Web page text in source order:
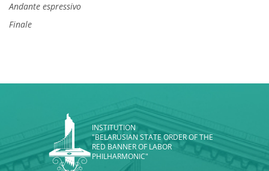
Andante espressivo
Finale
INSTITUTION
"BELARUSIAN STATE ORDER OF THE
RED BANNER OF LABOR
PHILHARMONIC"